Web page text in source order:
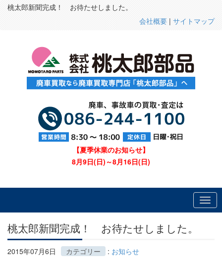
桃太郎新聞完成！ お待たせしました。
会社概要 | サイトマップ
【夏季休業のお知らせ】
8月9日(日)～8月16日(日)
桃太郎新聞完成！ お待たせしました。
2015年07月6日 カテゴリー : お知らせ